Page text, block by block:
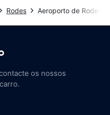
Rodes Aeroporto de Rodes
os nossos